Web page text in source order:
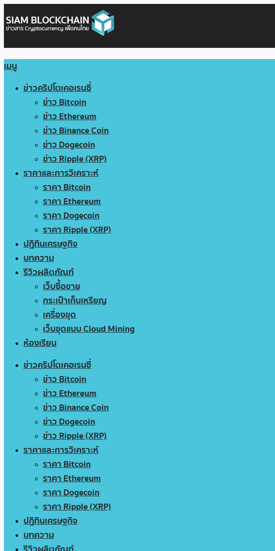
เมนู
ข่าวคริปโตเคอเรนซี่
ข่าว Bitcoin
ข่าว Ethereum
ข่าว Binance Coin
ข่าว Dogecoin
ข่าว Ripple (XRP)
ราคาและการวิเคราะห์
ราคา Bitcoin
ราคา Ethereum
ราคา Dogecoin
ราคา Ripple (XRP)
ปฏิทินเศรษฐกิจ
บทความ
รีวิวผลิตภัณฑ์
เว็บซื้อขาย
กระเป๋าเก็บเหรียญ
เครื่องขุด
เว็บขุดแบบ Cloud Mining
ห้องเรียน
ข่าวคริปโตเคอเรนซี่
ข่าว Bitcoin
ข่าว Ethereum
ข่าว Binance Coin
ข่าว Dogecoin
ข่าว Ripple (XRP)
ราคาและการวิเคราะห์
ราคา Bitcoin
ราคา Ethereum
ราคา Dogecoin
ราคา Ripple (XRP)
ปฏิทินเศรษฐกิจ
บทความ